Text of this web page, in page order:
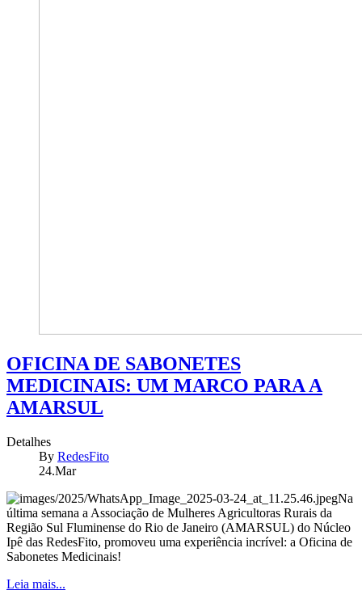
OFICINA DE SABONETES
MEDICINAIS: UM MARCO PARA A
AMARSUL
Detalhes
By RedesFito
24.Mar
Na
última semana a Associação de Mulheres Agricultoras Rurais da
Região Sul Fluminense do Rio de Janeiro (AMARSUL) do Núcleo
Ipê das RedesFito, promoveu uma experiência incrível: a Oficina de
Sabonetes Medicinais!
Leia mais...